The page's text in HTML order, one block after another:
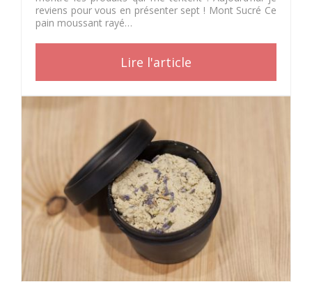
reviens pour vous en présenter sept ! Mont Sucré Ce
pain moussant rayé…
Lire l'article